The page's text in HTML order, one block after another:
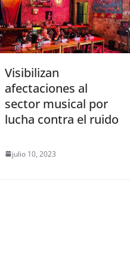
Visibilizan
afectaciones al
sector musical por
lucha contra el ruido
julio 10, 2023